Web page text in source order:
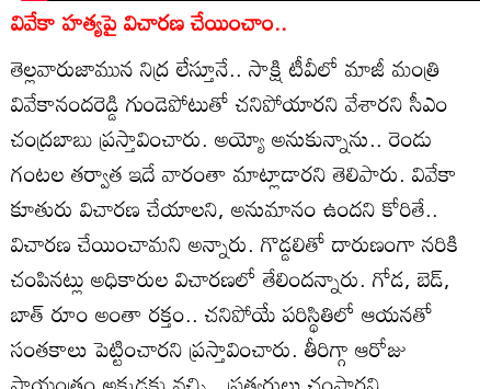
వివేకా హత్యపై విచారణ చేయించాం..
తెల్లవారుజామున నిద్ర లేస్తూనే.. సాక్షి టీవీలో మాజీ మంత్రి
వివేకానందరెడ్డి గుండెపోటుతో చనిపోయారని వేశారని సీఎం
చంద్రబాబు ప్రస్తావించారు. అయ్యో అనుకున్నాను.. రెండు
గంటల తర్వాత ఇదే వారంతా మాట్లాడారని తెలిపారు. వివేకా
కూతురు విచారణ చేయాలని, అనుమానం ఉందని కోరితే..
విచారణ చేయించామని అన్నారు. గొడ్డలితో దారుణంగా నరికి
చంపినట్లు అధికారుల విచారణలో తేలిందన్నారు. గోడ, బెడ్,
బాత్ రూం అంతా రక్తం.. చనిపోయే పరిస్థితిలో ఆయనతో
సంతకాలు పెట్టించారని ప్రస్తావించారు. తీరిగ్గా ఆరోజు